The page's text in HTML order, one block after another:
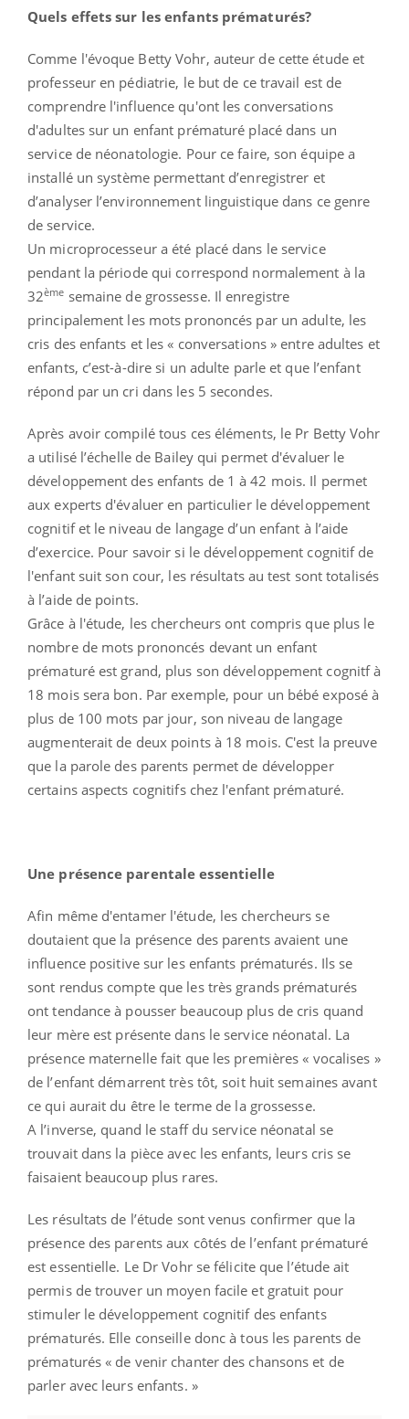
Quels effets sur les enfants prématurés?
Comme l'évoque Betty Vohr, auteur de cette étude et
professeur en pédiatrie, le but de ce travail est de
comprendre l'influence qu'ont les conversations
d'adultes sur un enfant prématuré placé dans un
service de néonatologie. Pour ce faire, son équipe a
installé un système permettant d’enregistrer et
d’analyser l’environnement linguistique dans ce genre
de service.
Un microprocesseur a été placé dans le service
pendant la période qui correspond normalement à la
32ème semaine de grossesse. Il enregistre
principalement les mots prononcés par un adulte, les
cris des enfants et les « conversations » entre adultes et
enfants, c’est-à-dire si un adulte parle et que l’enfant
répond par un cri dans les 5 secondes.
Après avoir compilé tous ces éléments, le Pr Betty Vohr
a utilisé l’échelle de Bailey qui permet d'évaluer le
développement des enfants de 1 à 42 mois. Il permet
aux experts d'évaluer en particulier le développement
cognitif et le niveau de langage d’un enfant à l’aide
d’exercice. Pour savoir si le développement cognitif de
l'enfant suit son cour, les résultats au test sont totalisés
à l’aide de points.
Grâce à l'étude, les chercheurs ont compris que plus le
nombre de mots prononcés devant un enfant
prématuré est grand, plus son développement cognitf à
18 mois sera bon. Par exemple, pour un bébé exposé à
plus de 100 mots par jour, son niveau de langage
augmenterait de deux points à 18 mois. C'est la preuve
que la parole des parents permet de développer
certains aspects cognitifs chez l'enfant prématuré.
Une présence parentale essentielle
Afin même d'entamer l'étude, les chercheurs se
doutaient que la présence des parents avaient une
influence positive sur les enfants prématurés. Ils se
sont rendus compte que les très grands prématurés
ont tendance à pousser beaucoup plus de cris quand
leur mère est présente dans le service néonatal. La
présence maternelle fait que les premières « vocalises »
de l’enfant démarrent très tôt, soit huit semaines avant
ce qui aurait du être le terme de la grossesse.
A l’inverse, quand le staff du service néonatal se
trouvait dans la pièce avec les enfants, leurs cris se
faisaient beaucoup plus rares.
Les résultats de l’étude sont venus confirmer que la
présence des parents aux côtés de l’enfant prématuré
est essentielle. Le Dr Vohr se félicite que l’étude ait
permis de trouver un moyen facile et gratuit pour
stimuler le développement cognitif des enfants
prématurés. Elle conseille donc à tous les parents de
prématurés « de venir chanter des chansons et de
parler avec leurs enfants. »